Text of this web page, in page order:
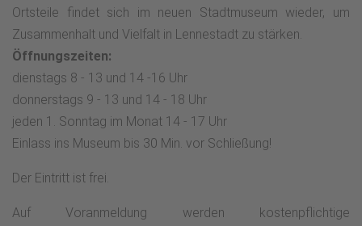
Ortsteile findet sich im neuen Stadtmuseum wieder, um
Zusammenhalt und Vielfalt in Lennestadt zu stärken.
Öffnungszeiten:
dienstags 8 - 13 und 14 -16 Uhr
donnerstags 9 - 13 und 14 - 18 Uhr
jeden 1. Sonntag im Monat 14 - 17 Uhr
Einlass ins Museum bis 30 Min. vor Schließung!
Der Eintritt ist frei.
Auf Voranmeldung werden kostenpflichtige